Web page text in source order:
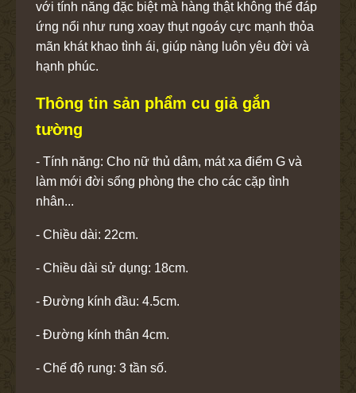
với tính năng đặc biệt mà hàng thật không thể đáp
ứng nổi như rung xoay thụt ngoáy cực mạnh thỏa
mãn khát khao tình ái, giúp nàng luôn yêu đời và
hạnh phúc.
Thông tin sản phẩm cu giả gắn
tường
- Tính năng: Cho nữ thủ dâm, mát xa điểm G và
làm mới đời sống phòng the cho các cặp tình
nhân...
- Chiều dài: 22cm.
- Chiều dài sử dụng: 18cm.
- Đường kính đầu: 4.5cm.
- Đường kính thân 4cm.
- Chế độ rung: 3 tần số.